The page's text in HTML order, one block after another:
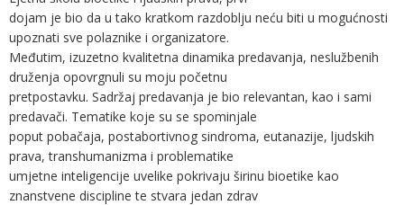
dojam je bio da u tako kratkom razdoblju neću biti u mogućnosti
upoznati sve polaznike i organizatore.
Međutim, izuzetno kvalitetna dinamika predavanja, neslužbenih
druženja opovrgnuli su moju početnu
pretpostavku. Sadržaj predavanja je bio relevantan, kao i sami
predavači. Tematike koje su se spominjale
poput pobačaja, postabortivnog sindroma, eutanazije, ljudskih
prava, transhumanizma i problematike
umjetne inteligencije uvelike pokrivaju širinu bioetike kao
znanstvene discipline te stvara jedan zdrav